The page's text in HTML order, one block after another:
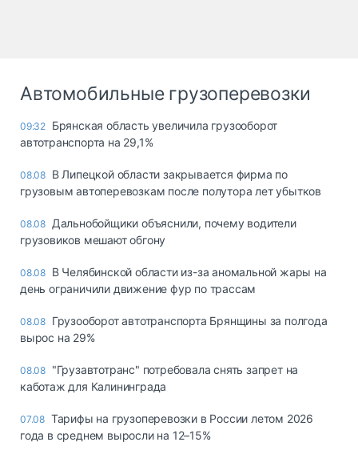
Автомобильные грузоперевозки
09:32 Брянская область увеличила грузооборот
автотранспорта на 29,1%
08.08 В Липецкой области закрывается фирма по
грузовым автоперевозкам после полутора лет убытков
08.08 Дальнобойщики объяснили, почему водители
грузовиков мешают обгону
08.08 В Челябинской области из-за аномальной жары на
день ограничили движение фур по трассам
08.08 Грузооборот автотранспорта Брянщины за полгода
вырос на 29%
08.08 "Грузавтотранс" потребовала снять запрет на
каботаж для Калининграда
07.08 Тарифы на грузоперевозки в России летом 2026
года в среднем выросли на 12–15%